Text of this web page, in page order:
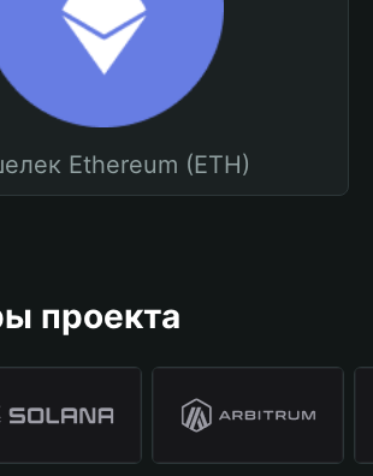
Ethereum (ETH)
проекта